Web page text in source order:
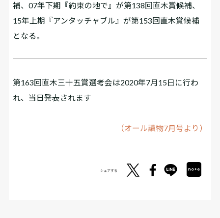
補、07年下期『約束の地で』が第138回直木賞候補、
15年上期『アンタッチャブル』が第153回直木賞候補
となる。
第163回直木三十五賞選考会は2020年7月15日に行わ
れ、当日発表されます
（オール讀物7月号より）
シェアする